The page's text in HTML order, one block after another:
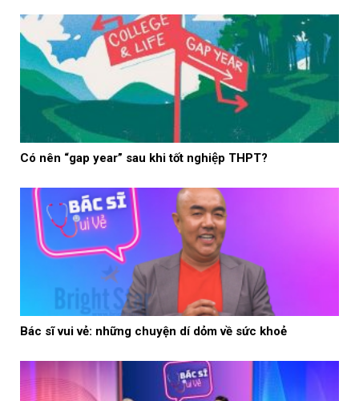
Có nên “gap year” sau khi tốt nghiệp THPT?
Bác sĩ vui vẻ: những chuyện dí dỏm về sức khoẻ